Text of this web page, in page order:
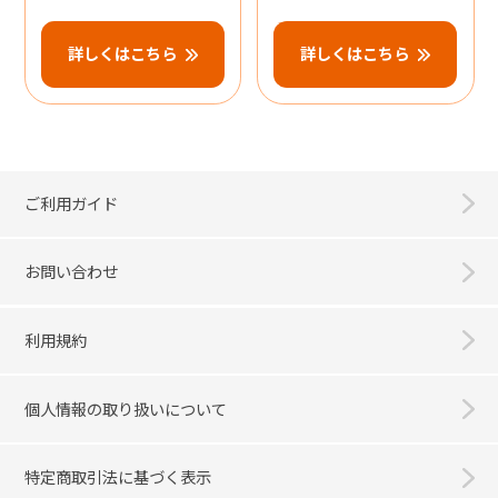
詳しくはこちら 詳しくはこちら
ご利用ガイド
お問い合わせ
利用規約
個人情報の取り扱いについて
特定商取引法に基づく表示